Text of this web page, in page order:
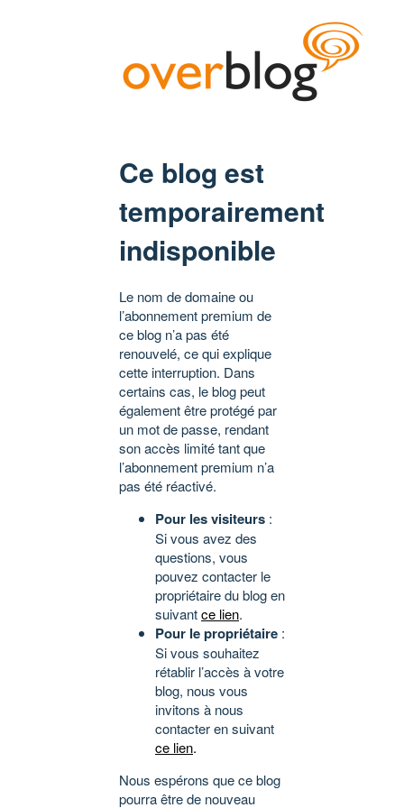
Ce blog est
temporairement
indisponible
Le nom de domaine ou
l’abonnement premium de
ce blog n’a pas été
renouvelé, ce qui explique
cette interruption. Dans
certains cas, le blog peut
également être protégé par
un mot de passe, rendant
son accès limité tant que
l’abonnement premium n’a
pas été réactivé.
Pour les visiteurs :
Si vous avez des
questions, vous
pouvez contacter le
propriétaire du blog en
suivantce lien.
Pour le propriétaire :
Si vous souhaitez
rétablir l’accès à votre
blog, nous vous
invitons à nous
contacter en suivant
ce lien.
Nous espérons que ce blog
pourra être de nouveau